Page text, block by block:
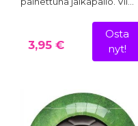
3,95 €
Osta
nyt!